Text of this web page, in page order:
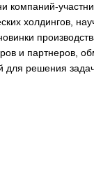
холдингов,
и партнеров,
решения